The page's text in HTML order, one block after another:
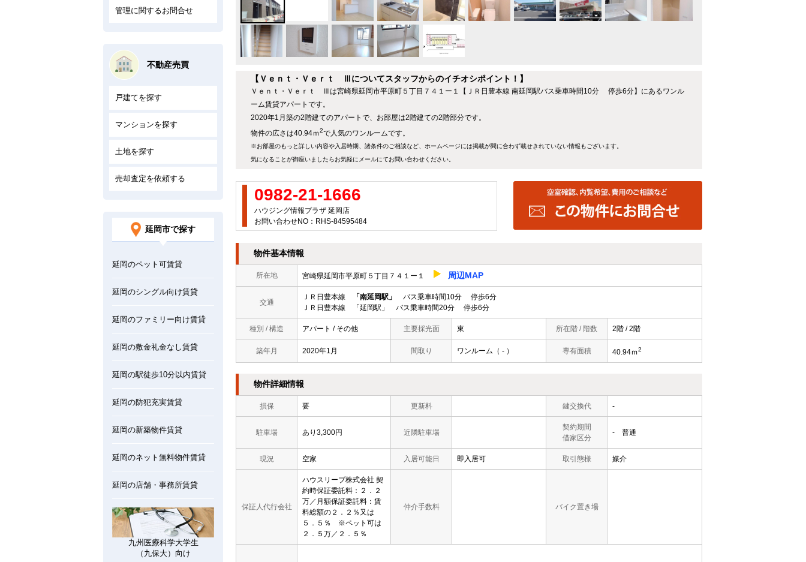
【Ｖｅｎｔ・Ｖｅｒｔ Ⅲについてスタッフからのイチオシポイント！】
Ｖｅｎｔ・Ｖｅｒｔ Ⅲは宮崎県延岡市平原町５丁目７４１ー１【ＪＲ日豊本線 南延岡駅バス乗車時間10分 停歩6分】にあるワンル
ーム賃貸アパートです。
2020年1月築の2階建てのアパートで、お部屋は2階建ての2階部分です。
物件の広さは40.94ｍ2で人気のワンルームです。
※お部屋のもっと詳しい内容や入居時期、諸条件のご相談など、ホームページには掲載が間に合わず載せきれていない情報もございます。
気になることが御座いましたらお気軽にメールにてお問い合わせください。
0982-21-1666
ハウジング情報プラザ 延岡店
お問い合わせNO：RHS-84595484
物件基本情報
所在地 宮崎県延岡市平原町５丁目７４１ー１ 周辺MAP
交通
ＪＲ日豊本線 「南延岡駅」
バス乗車時間10分 停歩6分
ＪＲ日豊本線 「延岡駅」 バス乗車時間20分 停歩6分
種別 / 構造 アパート / その他 主要採光面 東 所在階 / 階数 2階 / 2階
築年月 2020年1月 間取り ワンルーム（ - ） 専有面積 40.94ｍ2
物件詳細情報
損保 要 更新料 鍵交換代 -
駐車場 あり3,300円 近隣駐車場
契約期間
借家区分
- 普通
現況 空家 入居可能日 即入居可 取引態様 媒介
保証人代行会社
ハウスリーブ株式会社 契
約時保証委託料：２．２
万／月額保証委託料：賃
料総額の２．２％又は
５．５％ ※ペット可は
２．５万／２．５％
仲介手数料 バイク置き場
管理に関するお問合せ
不動産売買
戸建てを探す
マンションを探す
土地を探す
売却査定を依頼する
延岡市で探す
延岡のペット可賃貸
延岡のシングル向け賃貸
延岡のファミリー向け賃貸
延岡の敷金礼金なし賃貸
延岡の駅徒歩10分以内賃貸
延岡の防犯充実賃貸
延岡の新築物件賃貸
延岡のネット無料物件賃貸
延岡の店舗・事務所賃貸
九州医療科学大学生
（九保大）向け